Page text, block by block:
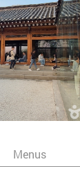
Menus